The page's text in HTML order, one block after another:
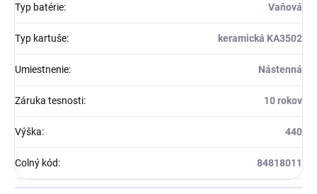
Typ batérie: Vaňová
Typ kartuše: keramická KA3502
Umiestnenie: Nástenná
Záruka tesnosti: 10 rokov
Výška: 440
Colný kód: 84818011